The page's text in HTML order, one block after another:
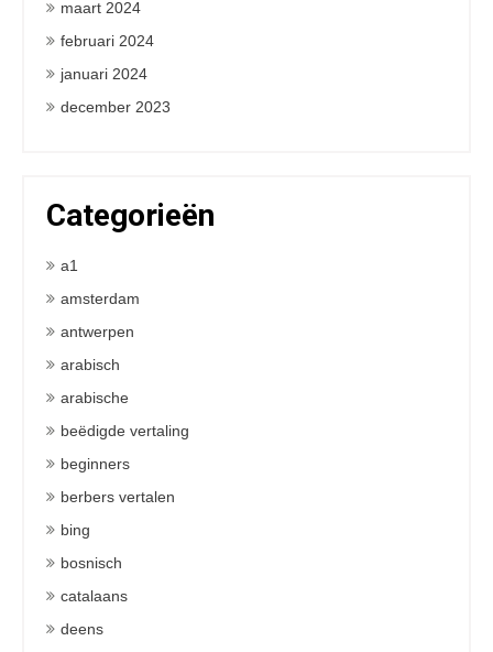
maart 2024
februari 2024
januari 2024
december 2023
Categorieën
a1
amsterdam
antwerpen
arabisch
arabische
beëdigde vertaling
beginners
berbers vertalen
bing
bosnisch
catalaans
deens